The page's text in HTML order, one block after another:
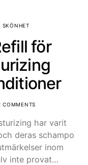
SKÖNHET
för
COMMENTS
har varit
deras schampo
inom
inte provat…